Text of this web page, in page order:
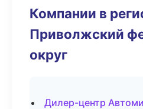
Компании в
Приволжский
округ
Дилер-центр